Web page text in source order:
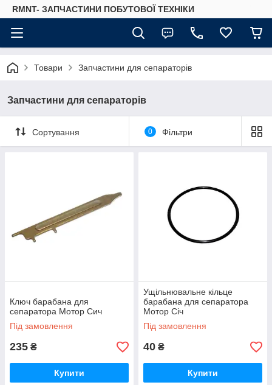
RMNT- ЗАПЧАСТИНИ ПОБУТОВОЇ ТЕХНІКИ
Товари Запчастини для сепараторів
Запчастини для сепараторів
Сортування 0 Фільтри
Ключ барабана для
сепаратора Мотор Сич
Під замовлення
235 ₴
Купити
Ущільнювальне кільце
барабана для сепаратора
Мотор Січ
Під замовлення
40 ₴
Купити